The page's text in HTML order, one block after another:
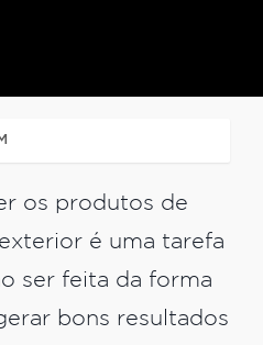
os produtos de
é uma tarefa
ser feita da forma
bons resultados